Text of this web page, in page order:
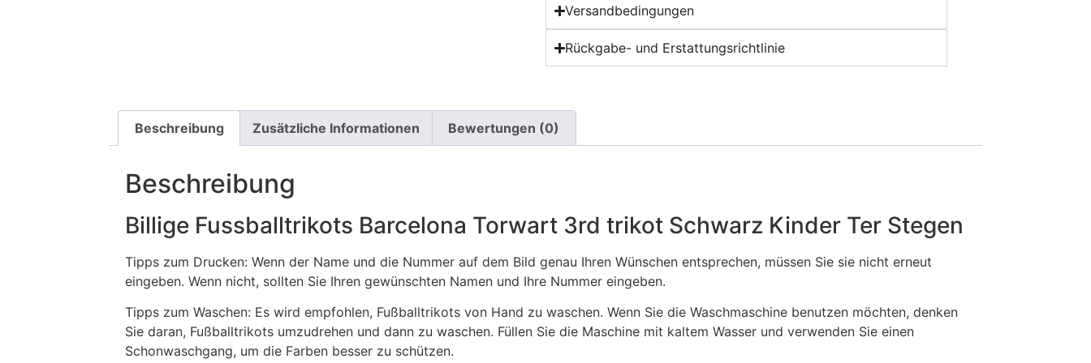
Versandbedingungen
Rückgabe- und Erstattungsrichtlinie
Beschreibung Zusätzliche Informationen Bewertungen (0)
Beschreibung
Billige Fussballtrikots Barcelona Torwart 3rd trikot Schwarz Kinder Ter Stegen
Tipps zum Drucken: Wenn der Name und die Nummer auf dem Bild genau Ihren Wünschen entsprechen, müssen Sie sie nicht erneut
eingeben. Wenn nicht, sollten Sie Ihren gewünschten Namen und Ihre Nummer eingeben.
Tipps zum Waschen: Es wird empfohlen, Fußballtrikots von Hand zu waschen. Wenn Sie die Waschmaschine benutzen möchten, denken
Sie daran, Fußballtrikots umzudrehen und dann zu waschen. Füllen Sie die Maschine mit kaltem Wasser und verwenden Sie einen
Schonwaschgang, um die Farben besser zu schützen.